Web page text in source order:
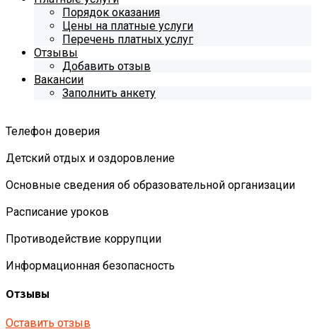
Порядок оказания
Цены на платные услуги
Перечень платных услуг
Отзывы
Добавить отзыв
Вакансии
Заполнить анкету
Телефон доверия
Детский отдых и оздоровление
Основные сведения об образовательной организации
Расписание уроков
Противодействие коррупции
Информационная безопасность
Отзывы
Оставить отзыв